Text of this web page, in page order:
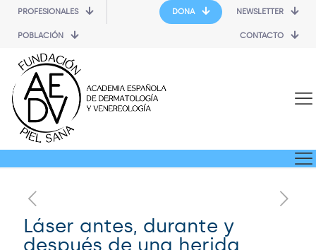
PROFESIONALES
POBLACIÓN
DONA NEWSLETTER
CONTACTO
Láser antes, durante y
después de una herida